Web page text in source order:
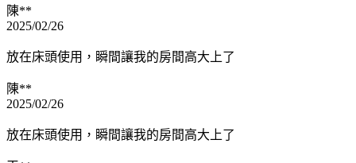
陳**
2025/02/26
放在床頭使用，瞬間讓我的房間高大上了
陳**
2025/02/26
放在床頭使用，瞬間讓我的房間高大上了